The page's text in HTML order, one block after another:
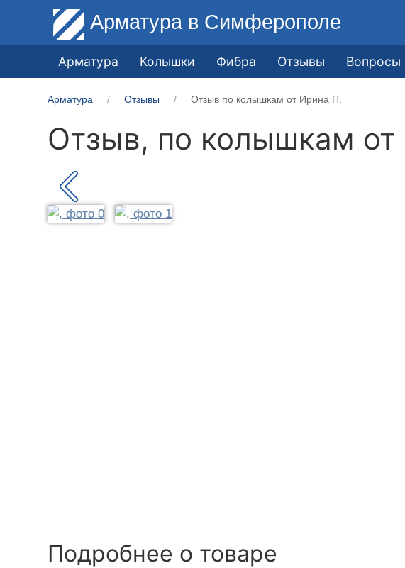
Арматура в Симферополе
Арматура Колышки Фибра Отзывы Вопросы
Арматура Отзывы Отзыв по колышкам от Ирина П.
Отзыв, по колышкам от
Подробнее о товаре